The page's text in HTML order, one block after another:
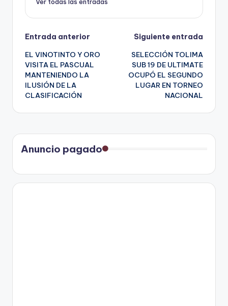
Ver todas las entradas
Navegación
de
entradas
Entrada anterior
EL VINOTINTO Y ORO
VISITA EL PASCUAL
MANTENIENDO LA
ILUSIÓN DE LA
CLASIFICACIÓN
Siguiente entrada
SELECCIÓN TOLIMA
SUB 19 DE ULTIMATE
OCUPÓ EL SEGUNDO
LUGAR EN TORNEO
NACIONAL
Anuncio pagado